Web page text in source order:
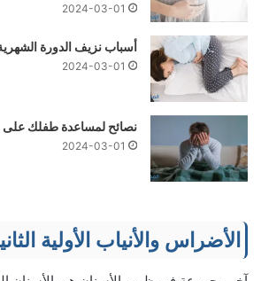
2024-03-01
أسباب نزيف الدورة
2024-03-01
نصائح لمساعدة طفلك على
2024-03-01
الأضراس والأنياب الأولية